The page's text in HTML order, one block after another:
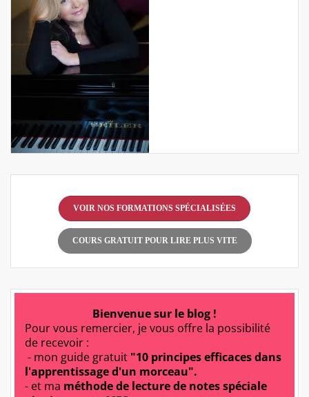
VOIR NOS FORMATIONS SPÉCIALISÉES
COURS GRATUIT POUR LIRE PLUS VITE